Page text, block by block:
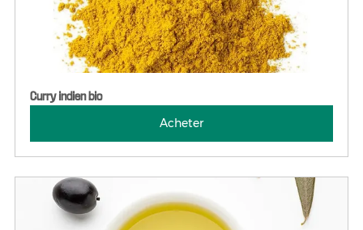
Curry indien bio
Acheter